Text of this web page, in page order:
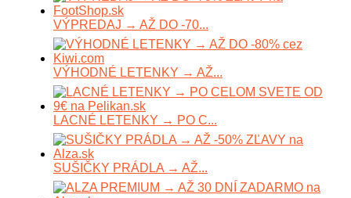
VÝPREDAJ → AŽ DO -70...
VÝHODNÉ LETENKY → AŽ...
LACNÉ LETENKY → PO C...
SUŠIČKY PRÁDLA → AŽ...